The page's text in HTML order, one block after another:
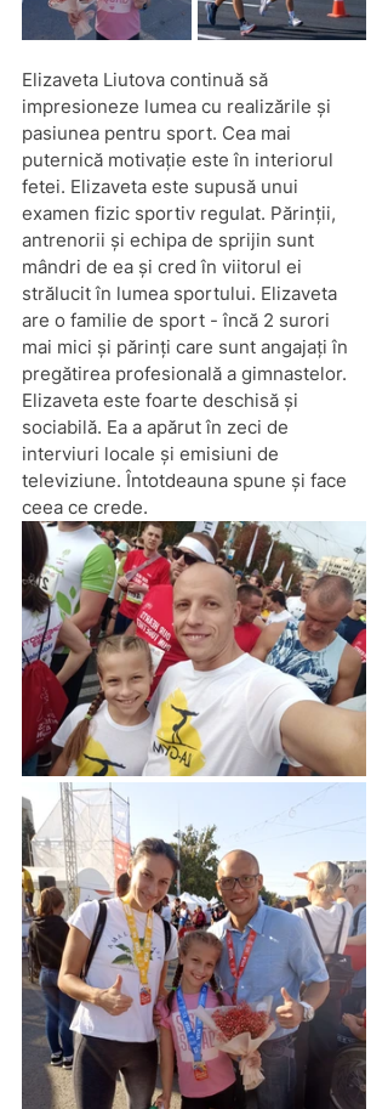
Elizaveta Liutova continuă să
impresioneze lumea cu realizările și
pasiunea pentru sport. Cea mai
puternică motivație este în interiorul
fetei. Elizaveta este supusă unui
examen fizic sportiv regulat. Părinții,
antrenorii și echipa de sprijin sunt
mândri de ea și cred în viitorul ei
strălucit în lumea sportului. Elizaveta
are o familie de sport - încă 2 surori
mai mici și părinți care sunt angajați în
pregătirea profesională a gimnastelor.
Elizaveta este foarte deschisă și
sociabilă. Ea a apărut în zeci de
interviuri locale și emisiuni de
televiziune. Întotdeauna spune și face
ceea ce crede.